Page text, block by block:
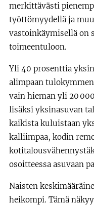
merkittävästi
työttömyydellä ja
vastoinkäymisellä on
toimeentuloon.
Yli 40 prosenttia
alimpaan
vain hieman yli 20
lisäksi yksinasuvan
kaikista kuluistaan
kalliimpaa, kodin
osoitteessa asuvaan
Naisten
heikompi. Tämä